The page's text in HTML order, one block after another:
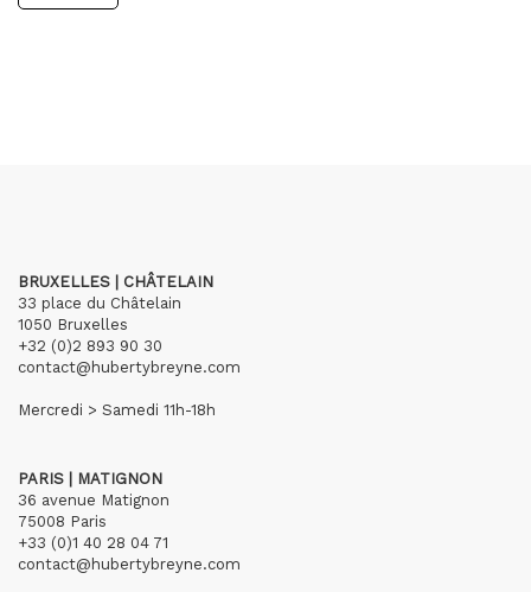
BRUXELLES | CHÂTELAIN
33 place du Châtelain
1050 Bruxelles
+32 (0)2 893 90 30
contact@hubertybreyne.com
Mercredi > Samedi 11h-18h
PARIS | MATIGNON
36 avenue Matignon
75008 Paris
+33 (0)1 40 28 04 71
contact@hubertybreyne.com